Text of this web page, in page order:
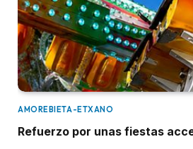
AMOREBIETA-ETXANO
Refuerzo por unas fiestas